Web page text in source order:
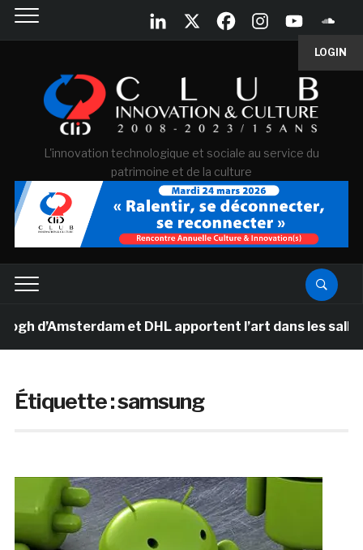
LOGIN
L'innovation technologique et sociale au service du
patrimoine et de la culture
d’Amsterdam et DHL apportent l’art dans les salles
Étiquette :samsung